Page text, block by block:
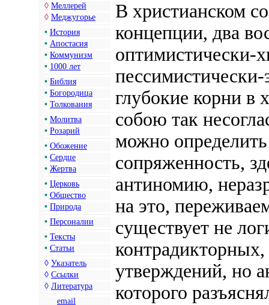
◊ Меллерей
◊ Меджугорье
• История
• Апостасия
• Коммунизм
• 1000 лет
• Библия
• Богородица
• Толкования
• Молитва
• Розарий
• Обожение
• Сердце
• Жертва
• Церковь
• Общество
• Природа
• Персоналии
• Тексты
• Статьи
◊ Указатель
◊ Ссылки
◊ Литература
email
В христианском
концепции, два
оптимистически-
глубокие корни в
собою так
можно
сопряженность,
антиномию,
на это,
существует не
утверждений, но
которого